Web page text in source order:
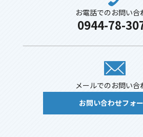
お電話でのお問い合
0944-78-
メールでのお問い合
お問い合わせフォ